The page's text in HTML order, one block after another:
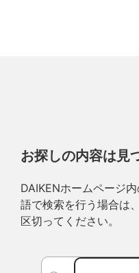
お探しの内容は見
DAIKENホームページ
語で検索を行う場合は
区切ってください。